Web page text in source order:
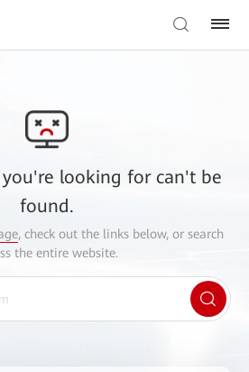
you're looking for can't be
found.
, check out the links below, or search
the entire website.